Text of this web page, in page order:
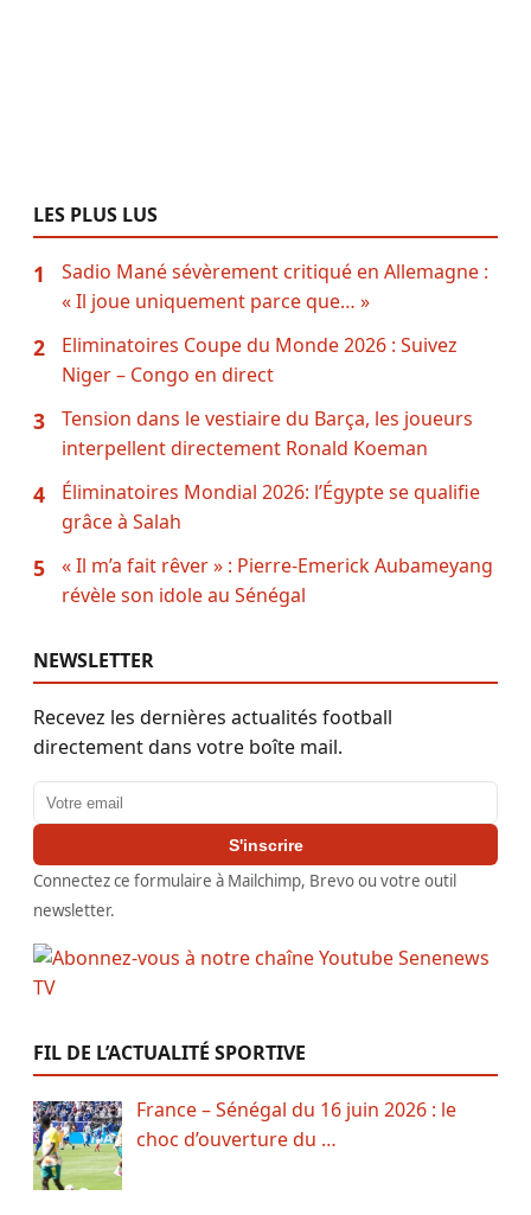
LES PLUS LUS
1
Sadio Mané sévèrement critiqué en Allemagne :
« Il joue uniquement parce que… »
2
Eliminatoires Coupe du Monde 2026 : Suivez
Niger – Congo en direct
3
Tension dans le vestiaire du Barça, les joueurs
interpellent directement Ronald Koeman
4
Éliminatoires Mondial 2026: l’Égypte se qualifie
grâce à Salah
5
« Il m’a fait rêver » : Pierre-Emerick Aubameyang
révèle son idole au Sénégal
NEWSLETTER
Recevez les dernières actualités football
directement dans votre boîte mail.
Adresse email
S'inscrire
Connectez ce formulaire à Mailchimp, Brevo ou votre outil
newsletter.
FIL DE L’ACTUALITÉ SPORTIVE
France – Sénégal du 16 juin 2026 : le
choc d’ouverture du …